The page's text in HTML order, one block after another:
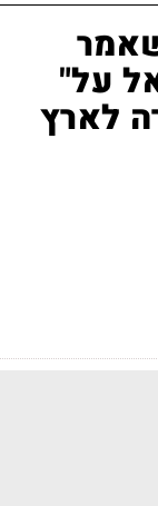
על"
לארץ